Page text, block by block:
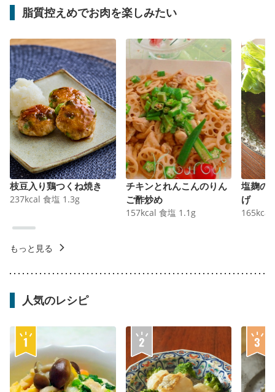
脂質控えめでお肉を楽しみたい
枝豆入り鶏つくね焼き
237kcal 食塩 1.3g
チキンとれんこんのりん
ご酢炒め
157kcal 食塩 1.1 g
塩麹の
げ
165kcal
もっと見る
人気のレシピ